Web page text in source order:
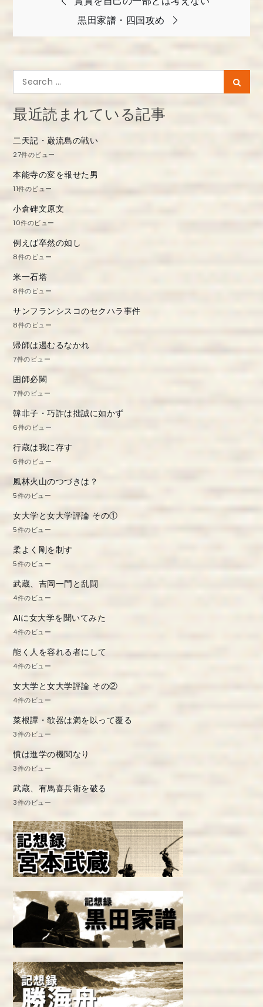
ナ
ゲ
ー
シ
ョ
ン
黒田家譜・四国攻め
Search
for:
最近読まれている記事
二天記・巌流島の戦い
27件のビュー
本能寺の変を報せた男
11件のビュー
小倉碑文原文
10件のビュー
例えば卒然の如し
8件のビュー
米一石塔
8件のビュー
サンフランシスコのセクハラ事件
8件のビュー
帰師は遏むるなかれ
7件のビュー
囲師必闕
7件のビュー
韓非子・巧詐は拙誠に如かず
6件のビュー
行蔵は我に存す
6件のビュー
風林火山のつづきは？
5件のビュー
女大学と女大学評論 その①
5件のビュー
柔よく剛を制す
5件のビュー
武蔵、吉岡一門と乱闘
4件のビュー
AIに女大学を聞いてみた
4件のビュー
能く人を容れる者にして
4件のビュー
女大学と女大学評論 その②
4件のビュー
菜根譚・欹器は満を以って覆る
3件のビュー
憤は進学の機関なり
3件のビュー
武蔵、有馬喜兵衛を破る
3件のビュー